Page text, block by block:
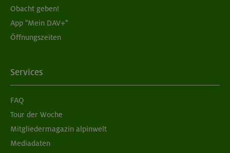
Obacht geben!
App "Mein DAV+"
Öffnungszeiten
Services
FAQ
Tour der Woche
Mitgliedermagazin alpinwelt
Mediadaten